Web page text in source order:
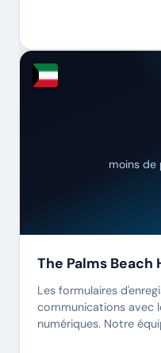
moins de
The Palms Beach
Les formulaires
communications avec
numériques. Notre